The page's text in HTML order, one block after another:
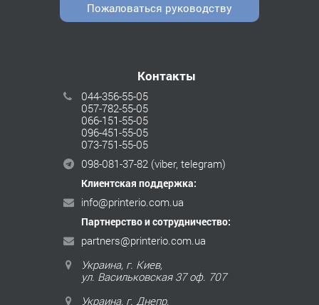
Пожаловаться руководству
Контакты
044-356-55-05
057-782-55-05
066-151-55-05
096-451-55-05
073-751-55-05
098-081-37-82 (viber, telegram)
Клиентская поддержка:
info@printerio.com.ua
Партнерство и сотрудничество:
partners@printerio.com.ua
Украина, г. Киев,
ул. Васильковская 37 оф. 707
Украина, г. Днепр,